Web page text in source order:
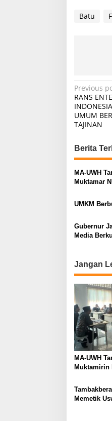
Batu
P
o
s
n
a
v
g
t
o
n
Previous
RANS
UMUM
TAJINAN
Berita
MA-UWH
Muktamar
UMKM
Gubernur
Media
Jangan
MA-UWH
Muktamirin
Memetik